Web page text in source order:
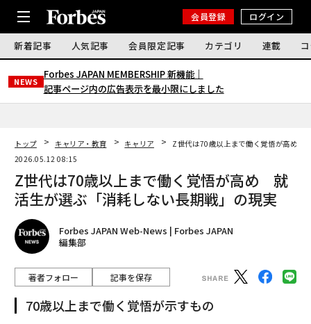
会員登録 ログイン
新着記事 人気記事 会員限定記事 カテゴリ 連載
NEWS
Forbes JAPAN MEMBERSHIP 新機能｜
記事ページ内の広告表示を最小限にしました
トップ キャリア・教育 キャリア
Z世代は70歳以上まで働く覚悟が高め
2026.05.12 08:15
Z世代は70歳以上まで働く覚悟が高め 就
活生が選ぶ「消耗しない長期戦」の現実
Forbes JAPAN Web-News | Forbes JAPAN
編集部
著者フォロー 記事を保存
70歳以上まで働く覚悟が示すもの